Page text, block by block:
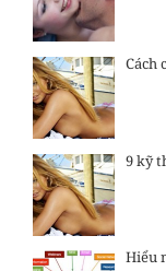
Cách
9 kỹ
Hiểu